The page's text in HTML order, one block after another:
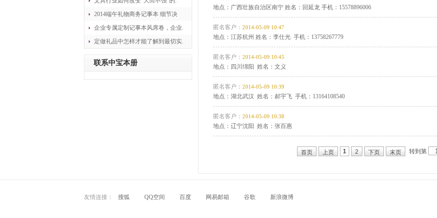
2014端午礼物商务记事本 细节决
企业专属定制记事本风席卷，企业.
定做礼品中怎样才能了解到最切实.
联系中宝本册
地点：广西壮族自治区南宁 姓名：回延龙 手机：15578896006
匿名客户： 2014-05-09 10:47
地点：江苏杭州 姓名：李仕光 手机：13758267779
匿名客户： 2014-05-09 10:45
地点：四川绵阳 姓名：文义
匿名客户： 2014-05-09 10:39
地点：湖北武汉 姓名：郝宇飞 手机：13164108540
匿名客户： 2014-05-09 10:38
地点：辽宁沈阳 姓名：张百惠
首页 上页 1 2 下页 末页 转到第
友情连接： 搜狐 QQ空间 百度 网易邮箱 谷歌 新浪微博